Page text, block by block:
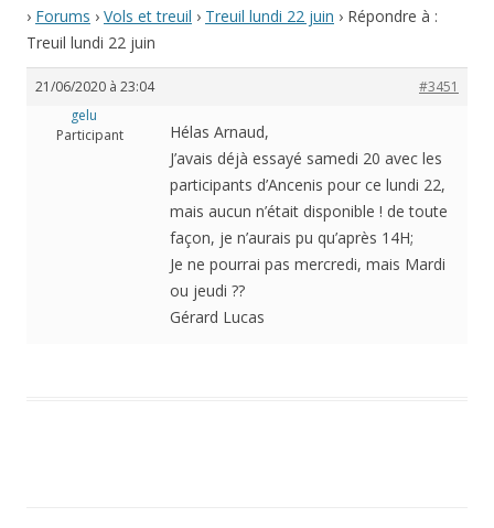
› Forums › Vols et treuil › Treuil lundi 22 juin › Répondre à :
Treuil lundi 22 juin
21/06/2020 à 23:04
#3451
gelu
Participant
Hélas Arnaud,
J’avais déjà essayé samedi 20 avec les
participants d’Ancenis pour ce lundi 22,
mais aucun n’était disponible ! de toute
façon, je n’aurais pu qu’après 14H;
Je ne pourrai pas mercredi, mais Mardi
ou jeudi ??
Gérard Lucas